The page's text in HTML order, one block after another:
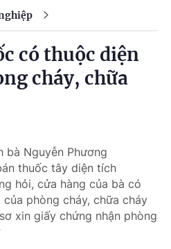
có thuộc diện
cháy, chữa
bà Nguyễn Phương
thuốc tây diện tích
hỏi, cửa hàng của bà có
phòng cháy, chữa cháy
xin giấy chứng nhận phòng